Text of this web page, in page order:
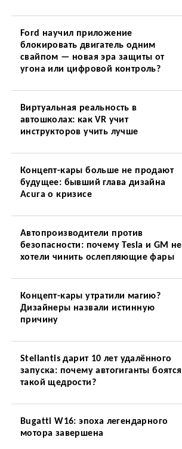
Ford научил приложение
блокировать двигатель одним
свайпом — новая эра защиты от
угона или цифровой контроль?
Виртуальная реальность в
автошколах: как VR учит
инструкторов учить лучше
Концепт-кары больше не продают
будущее: бывший глава дизайна
Acura о кризисе
Автопроизводители против
безопасности: почему Tesla и GM не
хотели чинить ослепляющие фары
Концепт-кары утратили магию?
Дизайнеры назвали истинную
причину
Stellantis дарит 10 лет удалённого
запуска: почему автогиганты боятся
такой щедрости?
Bugatti W16: эпоха легендарного
мотора завершена